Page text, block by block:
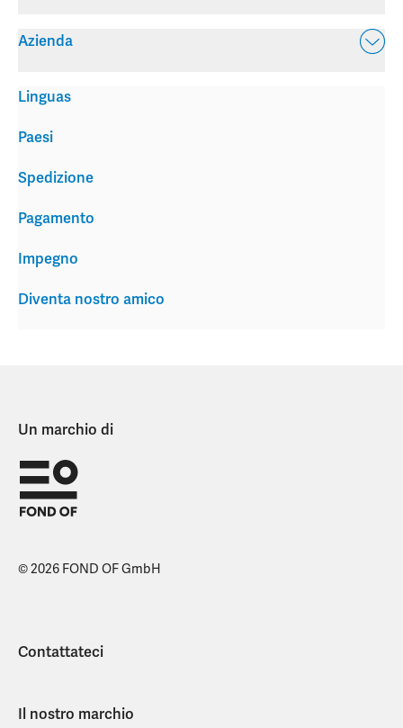
Azienda
Spedizione
Pagamento
Impegno
Diventa nostro amico
Linguas
Paesi
Un marchio di
© 2026 FOND OF GmbH
Contattateci
Il nostro marchio